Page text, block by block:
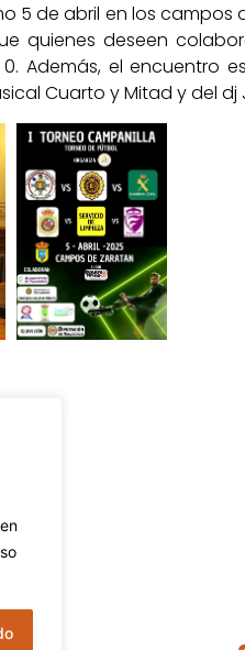
5 de abril en los campos
quienes deseen
Además, el encuentro
Cuarto y Mitad y del dj